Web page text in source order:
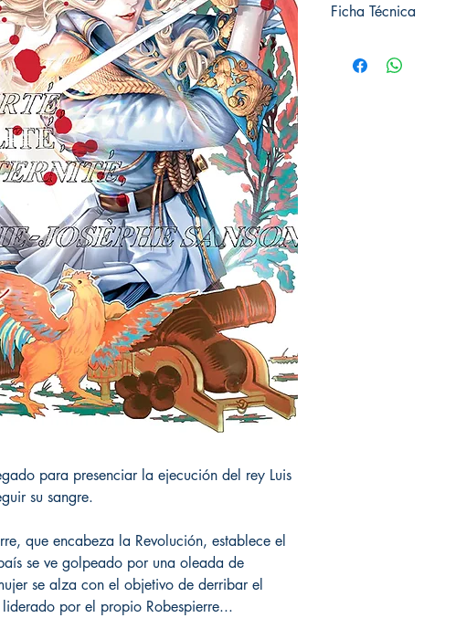
para presenciar la ejecución del rey Luis
su sangre.
que encabeza la Revolución, establece el
se ve golpeado por una oleada de
se alza con el objetivo de derribar el
por el propio Robespierre...
Ficha Técnica
Editorial: MILKY WAY